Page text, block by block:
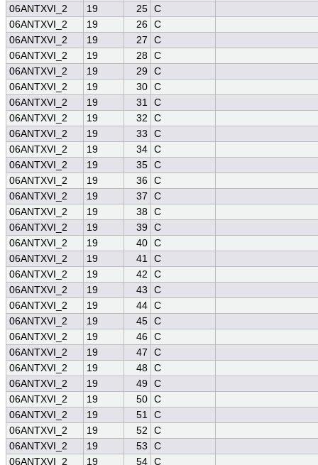
06ANTXVI_2
19 25 C
06ANTXVI_2
19 26 C
06ANTXVI_2
19 27
C
06ANTXVI_2
19 28 C
06ANTXVI_2
19 29 C
06ANTXVI_2
19 30 C
06ANTXVI_2
19 31 C
06ANTXVI_2
19 32
C
06ANTXVI_2
19 33
C
06ANTXVI_2
19 34 C
06ANTXVI_2
19 35 C
06ANTXVI_2
19 36 C
06ANTXVI_2
19 37
C
06ANTXVI_2
19 38 C
06ANTXVI_2
19 39 C
06ANTXVI_2
19 40 C
06ANTXVI_2
19 41 C
06ANTXVI_2
19 42
C
06ANTXVI_2
19 43
C
06ANTXVI_2
19 44 C
06ANTXVI_2
19 45 C
06ANTXVI_2
19 46 C
06ANTXVI_2
19 47
C
06ANTXVI_2
19 48 C
06ANTXVI_2
19 49 C
06ANTXVI_2
19 50 C
06ANTXVI_2
19 51 C
06ANTXVI_2
19 52
C
06ANTXVI_2
19 53
C
06ANTXVI_2
19 54 C